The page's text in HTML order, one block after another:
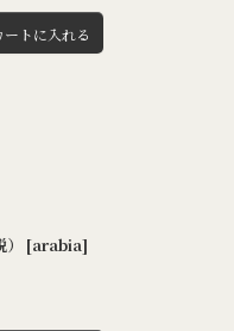
ートに入れる
[arabia]